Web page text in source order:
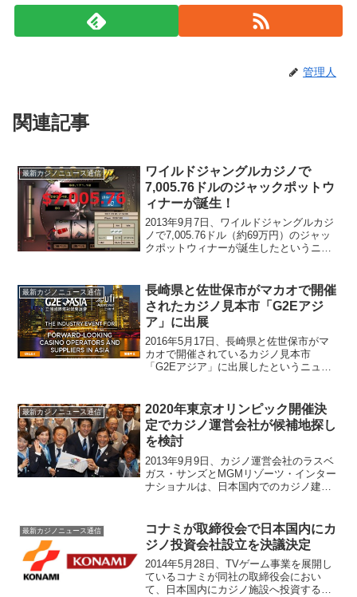
管理人
関連記事
最新カジノニュース通信
ワイルドジャングルカジノで
7,005.76ドルのジャックポットウ
ィナーが誕生！
2013年9月7日、ワイルドジャングルカジ
ノで7,005.76ドル（約69万円）のジャッ
クポットウィナーが誕生したというニュ
す。「Safe Cracker」は金...
最新カジノニュース通信
長崎県と佐世保市がマカオで開催
されたカジノ見本市「G2Eアジ
ア」に出展
2016年5月17日、長崎県と佐世保市がマ
カオで開催されているカジノ見本市
「G2Eアジア」に出展したというニュー
（スロットマシンなどの開発メーカーや
サービスプロバイダー...
最新カジノニュース通信
2020年東京オリンピック開催決
定でカジノ運営会社が候補地探し
を検討
2013年9月9日、カジノ運営会社のラスベ
ガス・サンズとMGMリゾーツ・インター
ナショナルは、日本国内でのカジノ建設
リンピックが開催されることが決定され
たことを受け...
最新カジノニュース通信
コナミが取締役会で日本国内にカ
ジノ投資会社設立を決議決定
2014年5月28日、TVゲーム事業を展開し
ているコナミが同社の取締役会におい
て、日本国内にカジノ施設へ投資する子